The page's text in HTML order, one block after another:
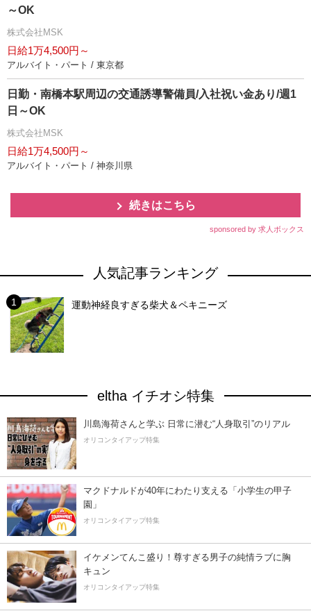
～OK
株式会社MSK
日給1万4,500円～
アルバイト・パート / 東京都
日勤・南橋本駅周辺の交通誘導警備員/入社祝い金あり/週1
日～OK
株式会社MSK
日給1万4,500円～
アルバイト・パート / 神奈川県
続きはこちら
sponsored by 求人ボックス
人気記事ランキング
運動神経良すぎる柴犬＆ペキニーズ
eltha イチオシ特集
川島海荷さんと学ぶ 日常に潜む“人身取引”のリアル
オリコンタイアップ特集
マクドナルドが40年にわたり支える「小学生の甲子
園」
オリコンタイアップ特集
イケメンてんこ盛り！尊すぎる男子の純情ラブに胸
キュン
オリコンタイアップ特集